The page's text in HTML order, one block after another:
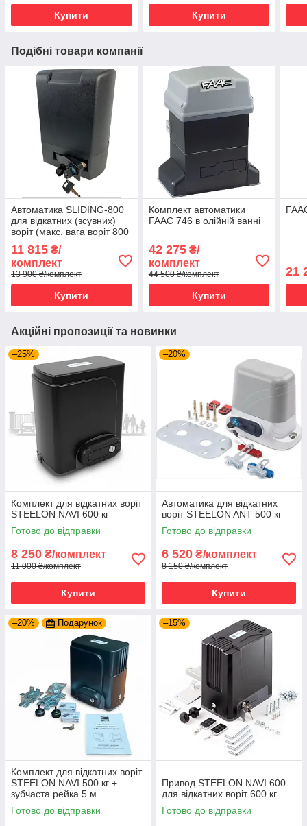
Купити Купити
Подібні товари компанії
Автоматика SLIDING-800
для відкатних (зсувних)
воріт (макс. вага воріт 800
11 815 ₴/
комплект
13 900 ₴/комплект
Купити
Комплект автоматики
FAAC 746 в олійній ванні
42 275₴/
комплект
44 500 ₴/комплект
Купити
21
Акційні пропозиції та новинки
–25%
Комплект для відкатних воріт
STEELON NAVI 600 кг
Готово до відправки
8 250 ₴/комплект
11 000 ₴/комплект
Купити
–20%
Автоматика для відкатних
воріт STEELON ANT 500 кг
Готово до відправки
6 520 ₴/комплект
8 150 ₴/комплект
Купити
–20% Подарунок
Комплект для відкатних воріт
STEELON NAVI 500 кг +
зубчаста рейка 5 м.
Готово до відправки
–15%
Привод STEELON NAVI 600
для відкатних воріт 600 кг
Готово до відправки